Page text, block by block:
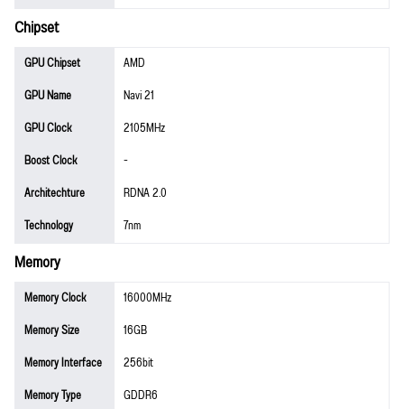
Chipset
GPU Chipset
AMD
GPU Name
Navi 21
GPU Clock
2105MHz
Boost Clock
-
Architechture
RDNA 2.0
Technology
7nm
Memory
Memory Clock
16000MHz
Memory Size
16GB
Memory Interface
256bit
Memory Type
GDDR6